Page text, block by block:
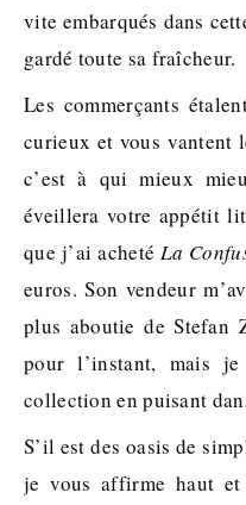
vite embarqués dans
gardé toute sa fraîcheur.
Les commerçants
curieux et vous vantent
c’est à qui mieux
éveillera votre appétit
que j’ai achetéLa
euros. Son vendeur
plus aboutie de Stefan
pour l’instant, mais
collection en puisant
S’il est des oasis de
je vous affirme haut